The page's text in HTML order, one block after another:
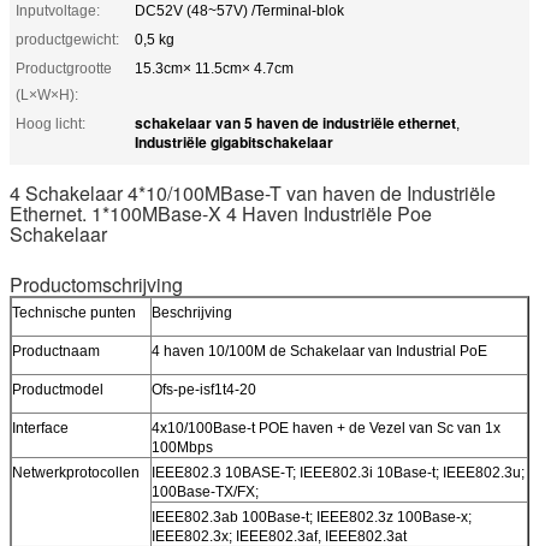
Inputvoltage:
DC52V (48~57V) /Terminal-blok
productgewicht:
0,5 kg
Productgrootte
(L×W×H):
15.3cm× 11.5cm× 4.7cm
Hoog licht: schakelaar van 5 haven de industriële ethernet,
Industriële gigabitschakelaar
4 Schakelaar 4*10/100MBase-T van haven de Industriële
Ethernet. 1*100MBase-X 4 Haven Industriële Poe
Schakelaar
Productomschrijving
Technische punten Beschrijving
Productnaam 4 haven 10/100M de Schakelaar van Industrial PoE
Productmodel Ofs-pe-isf1t4-20
Interface
4x10/100Base-t POE haven + de Vezel van Sc van 1x
100Mbps
Netwerkprotocollen
IEEE802.3 10BASE-T; IEEE802.3i 10Base-t; IEEE802.3u;
100Base-TX/FX;
IEEE802.3ab 100Base-t; IEEE802.3z 100Base-x;
IEEE802.3x; IEEE802.3af, IEEE802.3at